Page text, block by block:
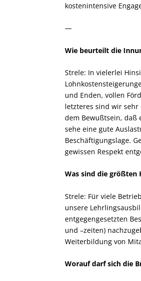
kostenintensive
—
Wie beurteilt die
Strele: In vielerlei
und Enden, vollen
letzteres sind wir
dem Bewußtsein, daß
sehe eine gute
Beschäftigungslage.
gewissen Respekt
Was sind die größten
Strele: Für viele
unsere
entgegengesetzten
und –zeiten)
Weiterbildung von
Worauf darf sich die